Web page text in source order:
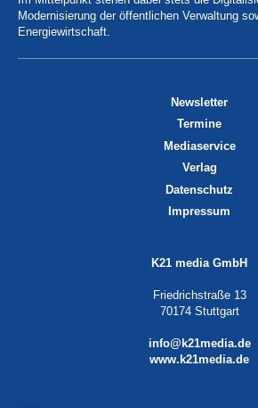
Modernisierung der öffentlichen Verwaltung
Energiewirtschaft.
Newsletter
Termine
Mediaservice
Verlag
Datenschutz
Impressum
K21 media GmbH
Friedrichstraße 13
70174 Stuttgart
info@k21media.de
www.k21media.de